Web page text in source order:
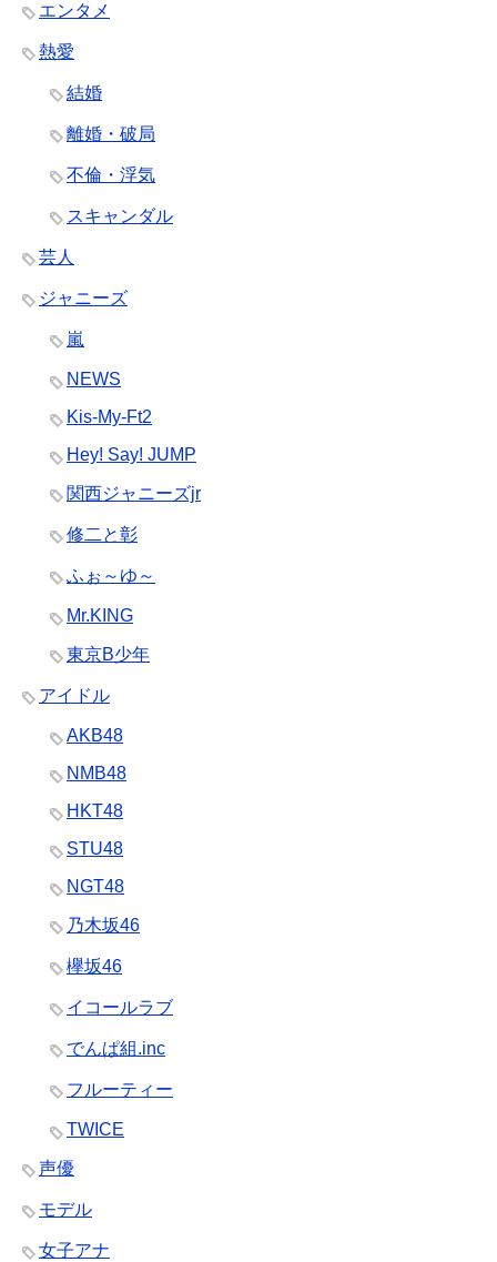
エンタメ
熱愛
結婚
離婚・破局
不倫・浮気
スキャンダル
芸人
ジャニーズ
嵐
NEWS
Kis-My-Ft2
Hey! Say! JUMP
関西ジャニーズjr
修二と彰
ふぉ～ゆ～
Mr.KING
東京B少年
アイドル
AKB48
NMB48
HKT48
STU48
NGT48
乃木坂46
欅坂46
イコールラブ
でんぱ組.inc
フルーティー
TWICE
声優
モデル
女子アナ